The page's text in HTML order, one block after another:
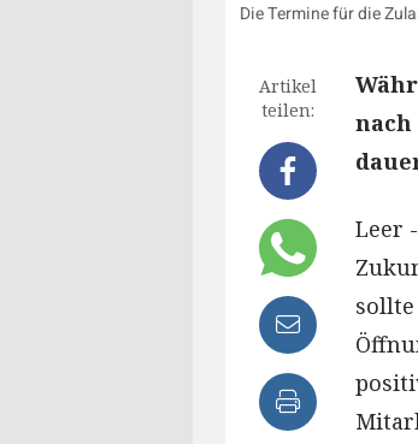
Die Termine für die
Artikel
teilen:
Leer